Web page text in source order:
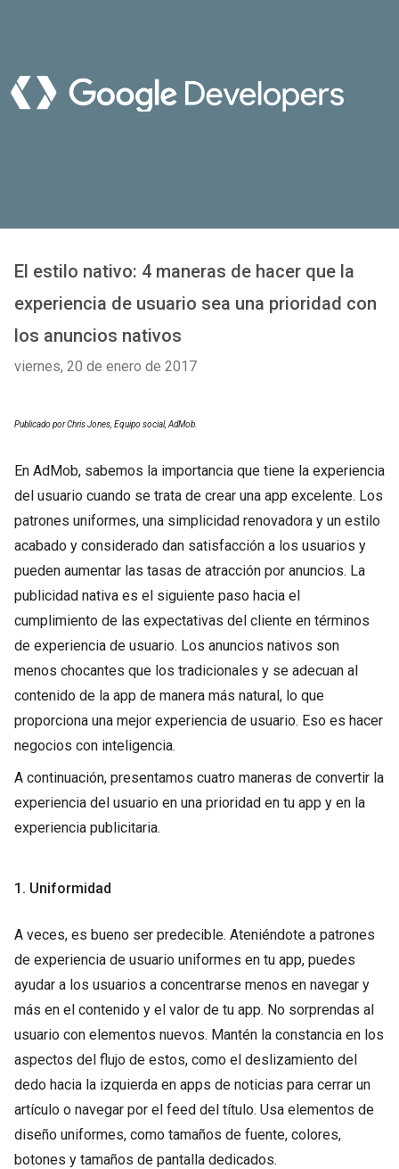
El estilo nativo: 4 maneras de hacer que la
experiencia de usuario sea una prioridad con
los anuncios nativos
viernes, 20 de enero de 2017
Publicado por Chris Jones, Equipo social, AdMob.
En AdMob, sabemos la importancia que tiene la experiencia
del usuario cuando se trata de crear una app excelente. Los
patrones uniformes, una simplicidad renovadora y un estilo
acabado y considerado dan satisfacción a los usuarios y
pueden aumentar las tasas de atracción por anuncios. La
publicidad nativa es el siguiente paso hacia el
cumplimiento de las expectativas del cliente en términos
de experiencia de usuario. Los anuncios nativos son
menos chocantes que los tradicionales y se adecuan al
contenido de la app de manera más natural, lo que
proporciona una mejor experiencia de usuario. Eso es hacer
negocios con inteligencia.
A continuación, presentamos cuatro maneras de convertir la
experiencia del usuario en una prioridad en tu app y en la
experiencia publicitaria.
1. Uniformidad
A veces, es bueno ser predecible. Ateniéndote a patrones
de experiencia de usuario uniformes en tu app, puedes
ayudar a los usuarios a concentrarse menos en navegar y
más en el contenido y el valor de tu app. No sorprendas al
usuario con elementos nuevos. Mantén la constancia en los
aspectos del flujo de estos, como el deslizamiento del
dedo hacia la izquierda en apps de noticias para cerrar un
artículo o navegar por el feed del título. Usa elementos de
diseño uniformes, como tamaños de fuente, colores,
botones y tamaños de pantalla dedicados.